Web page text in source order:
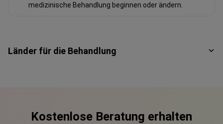
medizinische Behandlung beginnen oder ändern.
Länder für die Behandlung
Kostenlose Beratung erhalten